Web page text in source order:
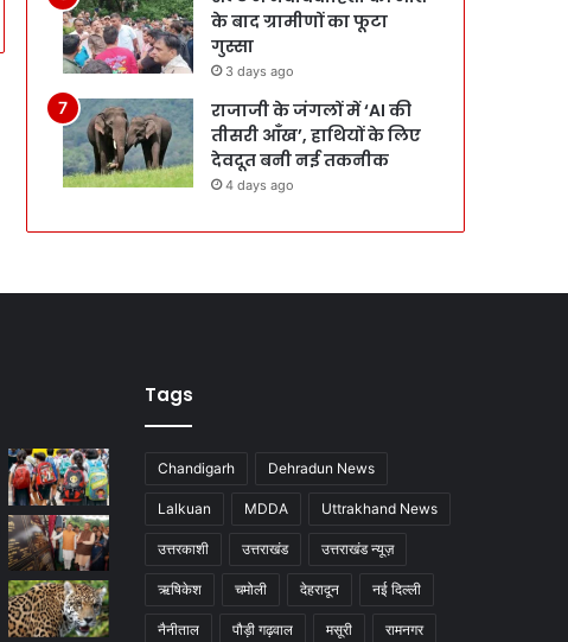
के बाद ग्रामीणों का फूटा
गुस्सा
3 days ago
राजाजी के जंगलों में ‘AI की
तीसरी आँख’, हाथियों के लिए
देवदूत बनी नई तकनीक
4 days ago
Tags
Chandigarh Dehradun News
Lalkuan MDDA Uttrakhand News
उत्तरकाशी उत्तराखंड उत्तराखंड न्यूज़
ऋषिकेश चमोली देहरादून नई दिल्ली
नैनीताल पौड़ी गढ़वाल मसूरी रामनगर